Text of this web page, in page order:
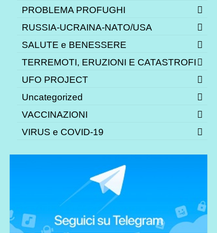
PROBLEMA PROFUGHI
RUSSIA-UCRAINA-NATO/USA
SALUTE e BENESSERE
TERREMOTI, ERUZIONI E CATASTROFI
UFO PROJECT
Uncategorized
VACCINAZIONI
VIRUS e COVID-19